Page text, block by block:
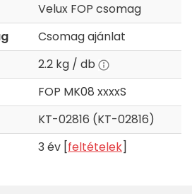
Velux FOP csomag
Csomag ajánlat
2.2 kg / db
FOP MK08 xxxxS
KT-02816 (KT-02816)
3 év [feltételek]